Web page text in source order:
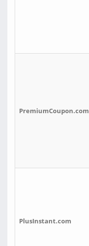
PremiumCoupon.com
PlusInstant.com